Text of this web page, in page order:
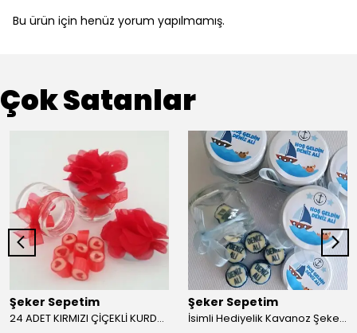
Bu ürün için henüz yorum yapılmamış.
Çok Satanlar
Şeker Sepetim
24 ADET KIRMIZI ÇİÇEKLİ KURDELELİ KAVANOZLU KIRMIZI KALP LOLLY ŞEKER 90
Şeker Sepetim
İsimli Hediyelik Kavanoz Şeker 24 Adet